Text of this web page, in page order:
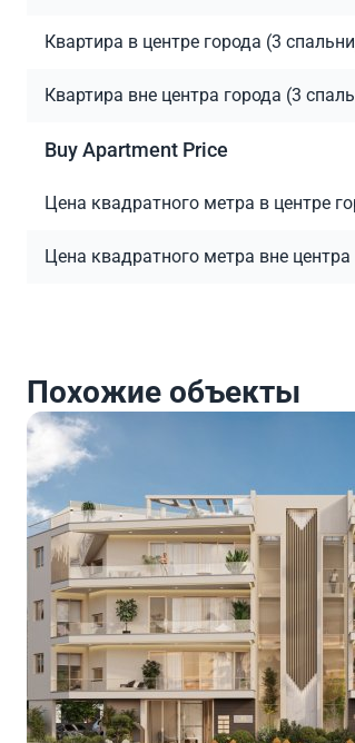
Квартира в центре города (3
Квартира вне центра города (3
Buy Apartment Price
Цена квадратного метра в центре
Цена квадратного метра вне центра
Похожие объекты
€824 000
Пентхаус